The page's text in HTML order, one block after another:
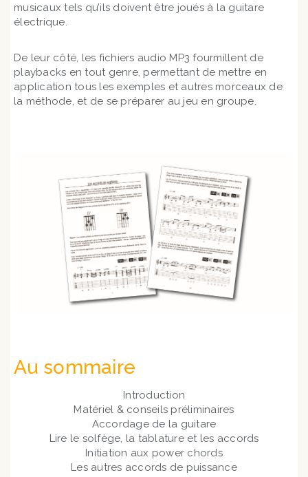
musicaux tels qu’ils doivent être joués à la guitare
électrique.
De leur côté, les fichiers audio MP3 fourmillent de
playbacks en tout genre, permettant de mettre en
application tous les exemples et autres morceaux de
la méthode, et de se préparer au jeu en groupe.
Au sommaire
Introduction
Matériel & conseils préliminaires
Accordage de la guitare
Lire le solfège, la tablature et les accords
Initiation aux power chords
Les autres accords de puissance